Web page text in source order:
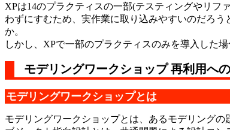
XPは14のプラクティスの一部(テスティングやリフ
わずにすむため、実作業に取り込みやすいのだろ
か。
しかし、XPで一部のプラクティスのみを導入した
モデリングワークショップ 再利用へ
モデリングワークショップとは
モデリングワークショップとは、あるモデリング